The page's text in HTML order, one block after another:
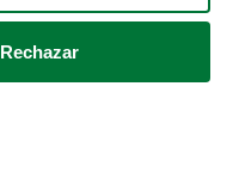
Rechazar